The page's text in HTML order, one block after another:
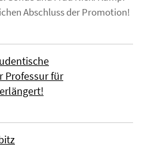
Abschluss der Promotion!
Professur für